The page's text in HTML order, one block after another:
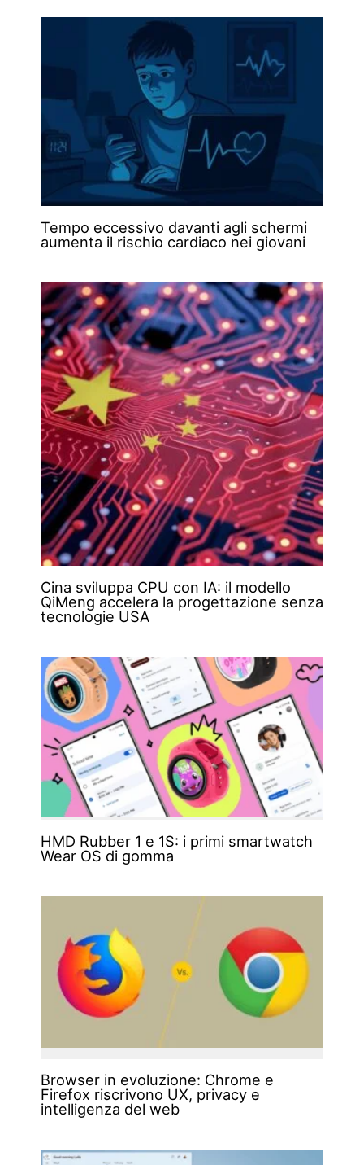
Tempo eccessivo davanti agli schermi
aumenta il rischio cardiaco nei giovani
Cina sviluppa CPU con IA: il modello
QiMeng accelera la progettazione senza
tecnologie USA
HMD Rubber 1 e 1S: i primi smartwatch
Wear OS di gomma
Browser in evoluzione: Chrome e
Firefox riscrivono UX, privacy e
intelligenza del web